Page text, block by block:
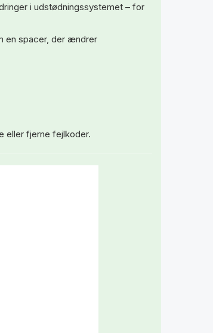
i udstødningssystemet – for
en spacer, der ændrer
eller fjerne fejlkoder.